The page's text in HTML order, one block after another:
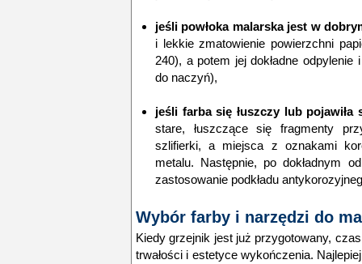
jeśli powłoka malarska jest w
i lekkie zmatowienie powierzchni
240), a potem jej dokładne odpylenie
do naczyń),
jeśli farba się łuszczy lub pojawiła
stare, łuszczące się fragmenty
szlifierki, a miejsca z oznakami
metalu. Następnie, po dokładnym
zastosowanie podkładu
Wybór farby i narzędzi do
Kiedy grzejnik jest już przygotowany,
trwałości i estetyce wykończenia.